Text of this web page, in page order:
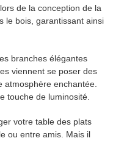
de la conception de la
le bois, garantissant ainsi
branches élégantes
viennent se poser des
atmosphère enchantée.
touche de luminosité.
votre table des plats
ou entre amis. Mais il